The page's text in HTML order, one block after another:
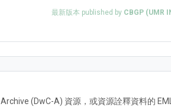
最新版本 published by CBGP (UMR
(DwC-A) 資源，或資源詮釋資料的 EML